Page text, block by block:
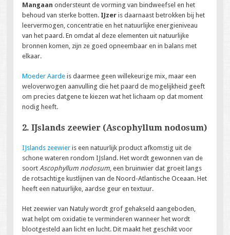
Mangaanondersteunt de vorming van bindweefsel en het
behoud van sterke botten. IJzeris daarnaast betrokken bij het
leervermogen, concentratie en het natuurlijke energieniveau
van het paard. En omdat al deze elementen uit natuurlijke
bronnen komen, zijn ze goed opneembaar en in balans met
elkaar.
Moeder Aarde is daarmee geen willekeurige mix, maar een
weloverwogen aanvulling die het paard de mogelijkheid geeft
om precies datgene te kiezen wat het lichaam op dat moment
nodig heeft.
2. IJslands zeewier (Ascophyllum nodosum)
IJslands zeewier is een natuurlijk product afkomstig uit de
schone wateren rondom IJsland. Het wordt gewonnen van de
soort Ascophyllum nodosum , een bruinwier dat groeit langs
de rotsachtige kustlijnen van de Noord-Atlantische Oceaan. Het
heeft een natuurlijke, aardse geur en textuur.
Het zeewier van Natuly wordt grof gehakseld aangeboden,
wat helpt om oxidatie te verminderen wanneer het wordt
blootgesteld aan licht en lucht. Dit maakt het geschikt voor